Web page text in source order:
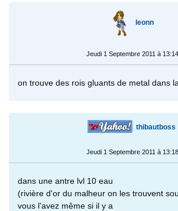
leonn
Jeudi 1 Septembre 2011 à 13:14
on trouve des rois gluants de metal dans
thibautboss
Jeudi 1 Septembre 2011 à 13:18
dans une antre lvl 10 eau
(rivière d'or du malheur on les trouvent
vous l'avez même si il y a